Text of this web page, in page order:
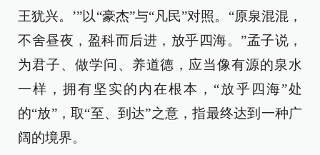
王犹兴。’”以“豪杰”与“凡民”对照。“原泉混混，
不舍昼夜，盈科而后进，放乎四海。”孟子说，
为君子、做学问、养道德，应当像有源的泉水
一样，拥有坚实的内在根本，“放乎四海”处
的“放”，取“至、到达”之意，指最终达到一种广
阔的境界。